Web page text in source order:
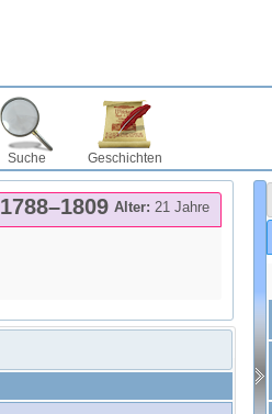
Suche Geschichten
Alter: 21 Jahre
1788–1809